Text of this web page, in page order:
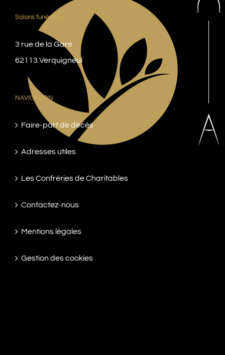
Salons funéraires
3 rue de la Gare
62113 Verquigneul
NAVIGATION
Faire-part de décès
Adresses utiles
Les Confréries de Charitables
Contactez-nous
Mentions légales
Gestion des cookies